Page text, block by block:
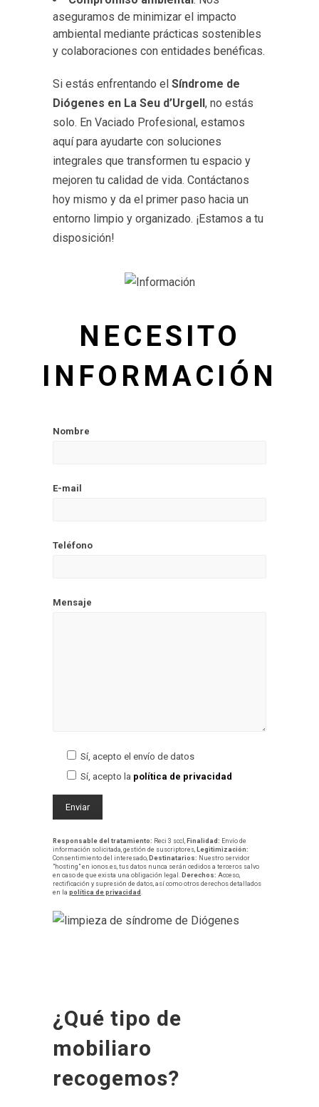
aseguramos de minimizar el impacto
ambiental mediante prácticas sostenibles
y colaboraciones con entidades benéficas.
Si estás enfrentando el Síndrome de
Diógenes en La Seu d’Urgell , no estás
solo. En Vaciado Profesional, estamos
aquí para ayudarte con soluciones
integrales que transformen tu espacio y
mejoren tu calidad de vida. Contáctanos
hoy mismo y da el primer paso hacia un
entorno limpio y organizado. ¡Estamos a tu
disposición!
NECESITO
INFORMACIÓN
Nombre
E-mail
Teléfono
Mensaje
Sí, acepto el envío de datos
Sí, acepto la política de privacidad
Responsable del tratamiento: Reci 3 sccl, Finalidad: Envío de
información solicitada, gestión de suscriptores, Legitimización:
Consentimiento del interesado, Destinatarios: Nuestro servidor
"hosting" en ionos.es, tus datos nunca serán cedidos a terceros salvo
en caso de que exista una obligación legal. Derechos: Acceso,
rectificación y supresión de datos, así como otros derechos detallados
en la política de privacidad .
¿Qué tipo de
mobiliaro
recogemos?